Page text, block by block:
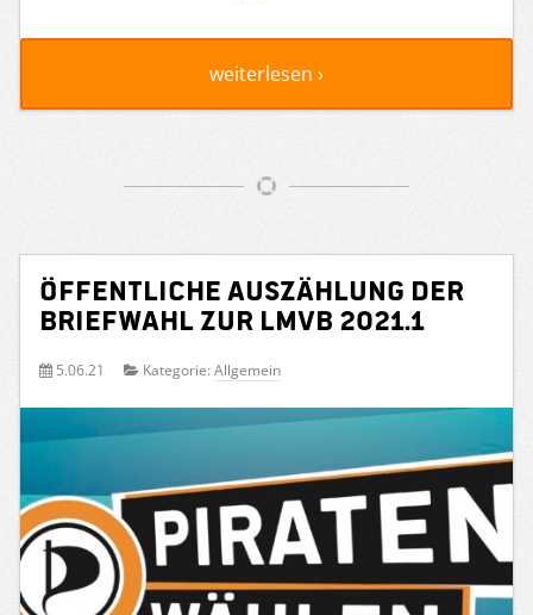
weiterlesen ›
Öffentliche Auszählung der
Briefwahl zur LMVB 2021.1
5.06.21 Kategorie: Allgemein